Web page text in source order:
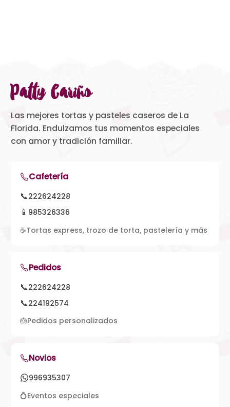
Patty Cariño
Las mejores tortas y pasteles caseros de La
Florida. Endulzamos tus momentos especiales
con amor y tradición familiar.
Cafetería
📞222624228
📱 985326336
☕Tortas express, trozo de torta, pastelería y más
Pedidos
📞222624228
📞224192574
🎂Pedidos personalizados
Novios
996935307
💍Eventos especiales